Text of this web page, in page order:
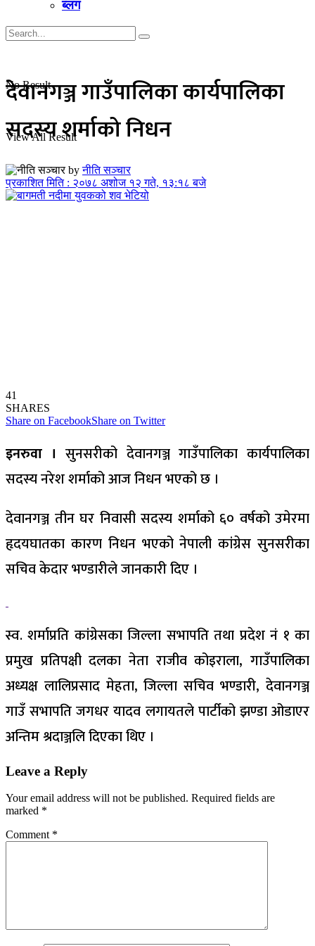
ब्लग
No Result
View All Result
देवानगञ्ज गाउँपालिका कार्यपालिका
सदस्य शर्माको निधन
by नीति सञ्चार
प्रकाशित मिति : २०७८ अशोज १२ गते, १३:१८ बजे
41
SHARES
Share on FacebookShare on Twitter
इनरुवा ।सुनसरीको देवानगञ्ज गाउँपालिका कार्यपालिका
सदस्य नरेश शर्माको आज निधन भएको छ ।
देवानगञ्ज तीन घर निवासी सदस्य शर्माको ६० वर्षको उमेरमा
हृदयघातका कारण निधन भएको नेपाली कांग्रेस सुनसरीका
सचिव केदार भण्डारीले जानकारी दिए ।
स्व. शर्माप्रति कांग्रेसका जिल्ला सभापति तथा प्रदेश नं १ का
प्रमुख प्रतिपक्षी दलका नेता राजीव कोइराला, गाउँपालिका
अध्यक्ष लालिप्रसाद मेहता, जिल्ला सचिव भण्डारी, देवानगञ्ज
गाउँ सभापति जगधर यादव लगायतले पार्टीको झण्डा ओडाएर
अन्तिम श्रदाञ्जलि दिएका थिए ।
Leave a Reply
Your email address will not be published. Required fields are
marked *
Comment *